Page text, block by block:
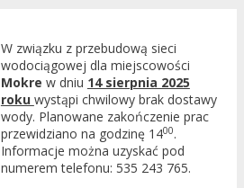
W związku z przebudową sieci
wodociągowej dla miejscowości
Mokre w dniu 14 sierpnia 2025
roku wystąpi chwilowy brak dostawy
wody. Planowane zakończenie prac
przewidziano na godzinę 1400.
Informacje można uzyskać pod
numerem telefonu: 535 243 765.